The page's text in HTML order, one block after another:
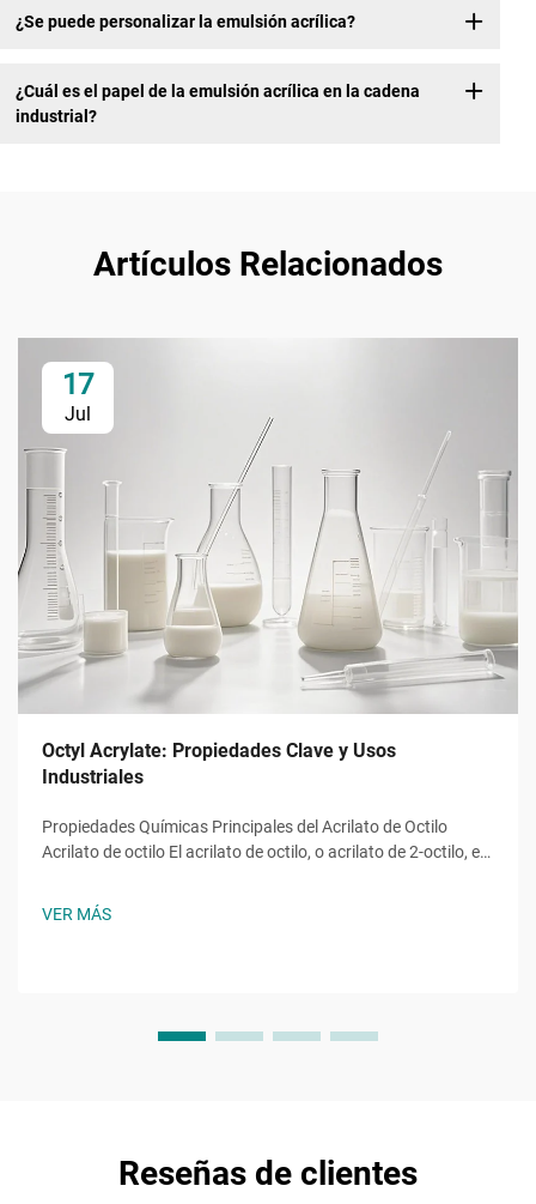
¿Se puede personalizar la emulsión acrílica?
¿Cuál es el papel de la emulsión acrílica en la cadena
industrial?
Artículos Relacionados
17
Jul
Octyl Acrylate: Propiedades Clave y Usos
Industriales
Propiedades Químicas Principales del Acrilato de Octilo
Acrilato de octilo El acrilato de octilo, o acrilato de 2-octilo, es
una molécula con una cadena alquilo de ocho carbonos
VER MÁS
Reseñas de clientes